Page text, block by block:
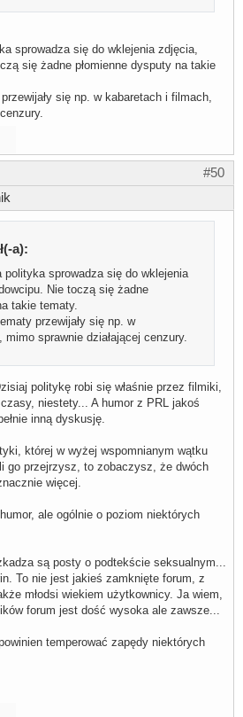
sprowadza się do wklejenia zdjęcia,
się żadne płomienne dysputy na takie
się np. w kabaretach i filmach,
#50
a):
polityka sprowadza się do wklejenia
Nie toczą się żadne
takie tematy.
przewijały się np. w
mimo sprawnie działającej cenzury.
politykę robi się właśnie przez filmiki,
niestety... A humor z PRL jakoś
inną dyskusję.
której w wyżej wspomnianym wątku
go przejrzysz, to zobaczysz, że dwóch
więcej.
ale ogólnie o poziom niektórych
są posty o podtekście seksualnym...
To nie jest jakieś zamknięte forum, z
młodsi wiekiem użytkownicy. Ja wiem,
forum jest dość wysoka ale zawsze...
temperować zapędy niektórych